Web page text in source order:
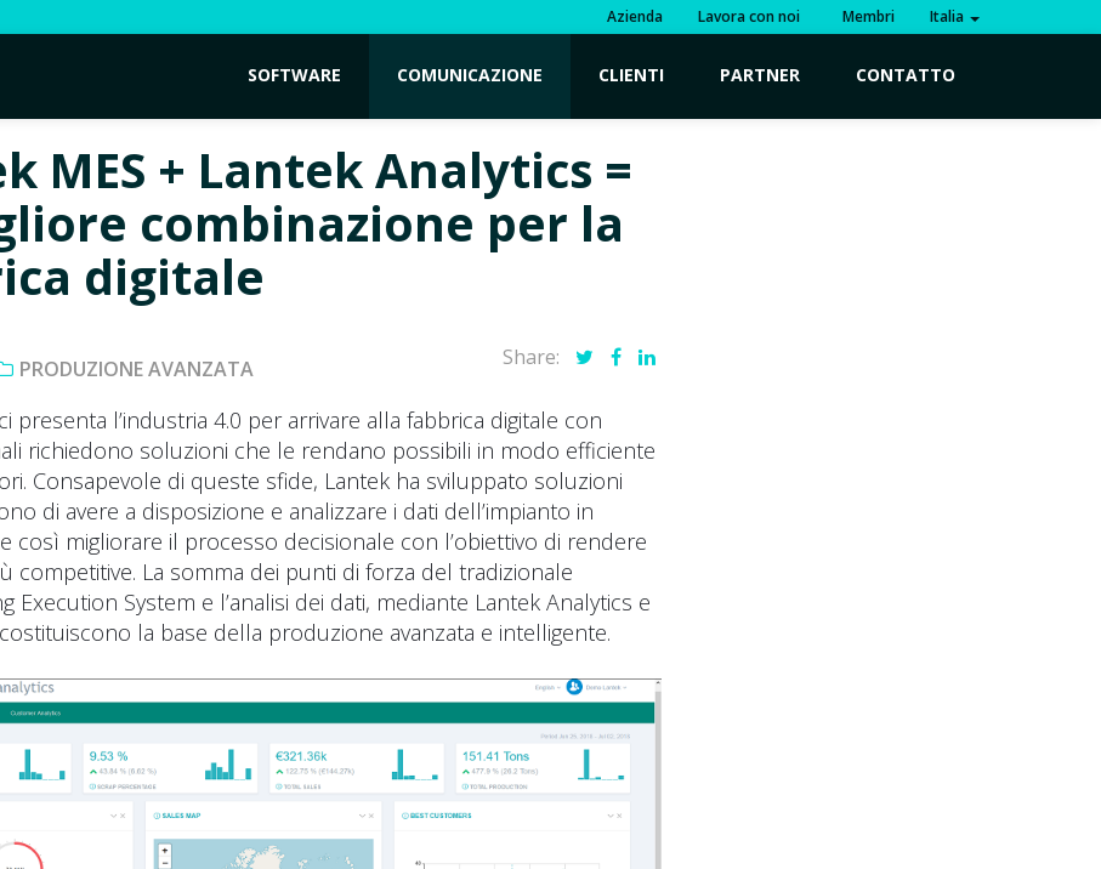
Azienda Lavora con noi Membri Italia
SOFTWARE COMUNICAZIONE CLIENTI PARTNER CONTATTO
MES + Lantek Analytics =
combinazione per la
digitale
PRODUZIONE AVANZATA Share:
presenta l’industria 4.0 per arrivare alla fabbrica digitale con
richiedono soluzioni che le rendano possibili in modo efficiente
Consapevole di queste sfide, Lantek ha sviluppato soluzioni
di avere a disposizione e analizzare i dati dell’impianto in
così migliorare il processo decisionale con l’obiettivo di rendere
competitive. La somma dei punti di forza del tradizionale
Execution System e l’analisi dei dati, mediante Lantek Analytics e
la base della produzione avanzata e intelligente.